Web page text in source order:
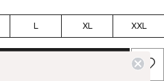
L XL XXL